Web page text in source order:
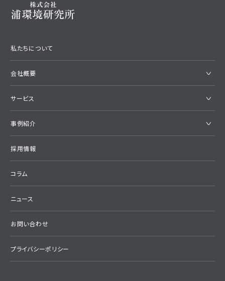
私たちについて
会社概要
サービス
事例紹介
採用情報
コラム
ニュース
お問い合わせ
プライバシーポリシー